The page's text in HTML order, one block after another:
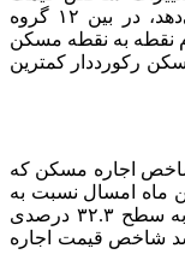
مصرف‌کننده در بهمن ماه ۱۴۰۴ نشان می‌دهد، در بین ۱۲ گروه
نقطه به نقطه مسکن
رکورددار کمترین
اجاره مسکن که
ماه امسال نسبت به
مدت مشابه سال قبل (بهمن ۱۴۰۳) است، به سطح ۳۲.۳ درصدی
شاخص قیمت اجاره